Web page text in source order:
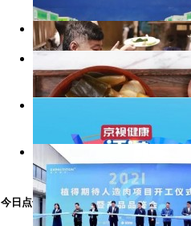
寺院的素食之味，不比世俗
素食30余年的研究院院长
思，很多病是吃出来的
探访北京素食第一村，揭
植物肉品牌「植得期待」
值达数亿元
今日点击排行